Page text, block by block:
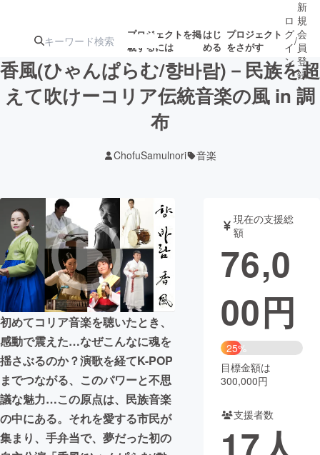
プロジェクトを掲
載するには
はじ
める
プロジェクト
をさがす
注目の新着プロ
テクノロジー・ガジェット
映像・映画 書籍・雑誌
ビジネス・起業 チャレンジ
まちづくり・地域活性化
CAMPFIRE for Social Good
CAMPFIRE Creation
CAMPFIREふるさと納税machi-ya コミュニティ
ロ
グ
イ
ン
/
新
規
会
員
登
録
香風(ひゃんぱらむ/향바람)－民族を超
えて吹けーコリア伝統音楽の風 in 調
布
ChofuSamulnori 音楽
初めてコリア音楽を聴いたとき、
感動で震えた…なぜこんなに魂を
揺さぶるのか？演歌を経てK-POP
までつながる、このパワーと不思
議な魅力…この原点は、民族音楽
の中にある。それを愛する市民が
集まり、手弁当で、夢だった初の
現在の支援総
額
76,0
00円
25%
目標金額は
300,000円
支援者数